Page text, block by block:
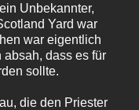
Unbekannter,
Yard war
war eigentlich
dass es für
sollte.
die den Priester